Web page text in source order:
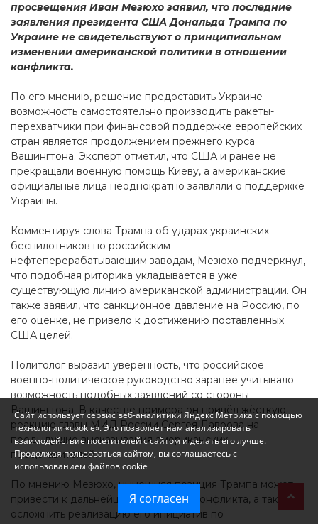
просвещения Иван Мезюхо заявил, что последние
заявления президента США Дональда Трампа по
Украине не свидетельствуют о принципиальном
изменении американской политики в отношении
конфликта.
По его мнению, решение предоставить Украине
возможность самостоятельно производить ракеты-
перехватчики при финансовой поддержке европейских
стран является продолжением прежнего курса
Вашингтона. Эксперт отметил, что США и ранее не
прекращали военную помощь Киеву, а американские
официальные лица неоднократно заявляли о поддержке
Украины.
Комментируя слова Трампа об ударах украинских
беспилотников по российским
нефтеперерабатывающим заводам, Мезюхо подчеркнул,
что подобная риторика укладывается в уже
существующую линию американской администрации. Он
также заявил, что санкционное давление на Россию, по
его оценке, не привело к достижению поставленных
США целей.
Политолог выразил уверенность, что российское
военно-политическое руководство заранее учитывало
возможность подобных заявлений со стороны
Вашингтона. В качестве примера он привёл жёсткую
реакцию главы МИД России Сергея Лаврова на
предыдущие высказывания американских
представителей.
По мнению Мезюхо, нынешняя позиция Трампа может
привести к дальнейшей эскалации конфликта, а также
осложнить реализацию его инициатив по
Сайт использует сервис веб-аналитики Яндекс Метрика с помощью
технологии «cookie». Это позволяет нам анализировать
взаимодействие посетителей с сайтом и делать его лучше.
Продолжая пользоваться сайтом, вы соглашаетесь с
использованием файлов cookie
Я согласен